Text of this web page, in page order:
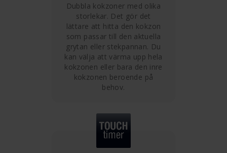
Dubbla kokzoner med olika
storlekar. Det gör det
lättare att hitta den kokzon
som passar till den aktuella
grytan eller stekpannan. Du
kan välja att värma upp hela
kokzonen eller bara den inre
kokzonen beroende på
behov.